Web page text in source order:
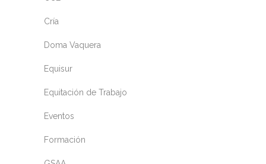
Cría
Doma Vaquera
Equisur
Equitación de Trabajo
Eventos
Formación